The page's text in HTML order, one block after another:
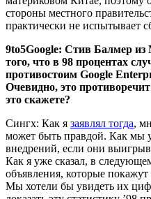
стороны местного
практически не испытывает
9to5Google: Стив Балмер из
того, что в 98 процентах
противостоим Google
Очевидно, это
это скажете?
Сингх: Как я заявлял тогда,
может быть правдой. Как мы
внедрений, если они
Как я уже сказал, в
объявления, которые
Мы хотели бы увидеть их